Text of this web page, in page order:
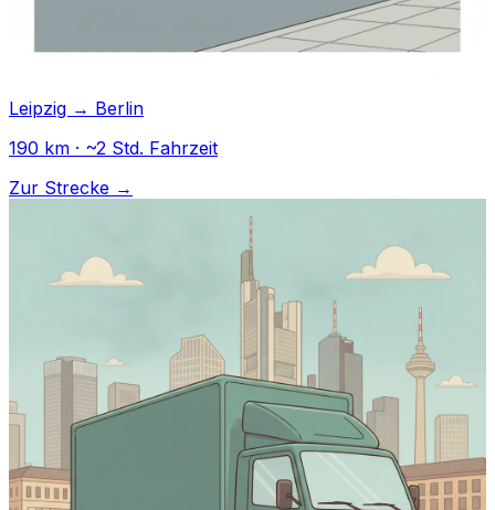
Leipzig → Berlin
190 km · ~2 Std. Fahrzeit
Zur Strecke →